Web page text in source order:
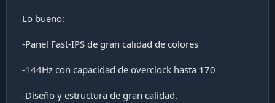
Lo bueno:
-Panel Fast-IPS de gran calidad de colores
-144Hz con capacidad de overclock hasta 170
-Diseño y estructura de gran calidad.